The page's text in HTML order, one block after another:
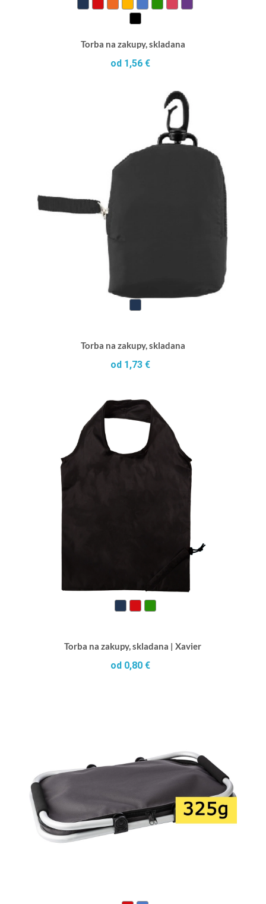
Torba na zakupy, skladana
od 1,56 €
Torba na zakupy, skladana
od 1,73 €
Torba na zakupy, skladana | Xavier
od 0,80 €